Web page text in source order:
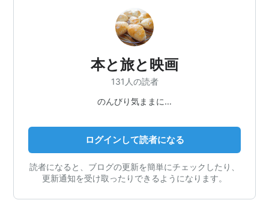
本と旅と映画
131人の読者
のんびり気ままに…
ログインして読者になる
読者になると、ブログの更新を簡単にチェックしたり、
更新通知を受け取ったりできるようになります。